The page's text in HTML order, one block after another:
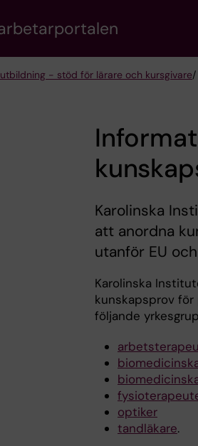
- stöd för lärare och kursgivare/
Karolinska
att anordna
utanför EU
Karolinska
kunskapsprov för
följande
optiker
tandläkare.